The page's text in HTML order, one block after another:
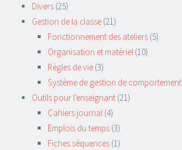
Divers (25)
Gestion de la classe (21)
Fonctionnement des ateliers (5)
Organisation et matériel (10)
Règles de vie (3)
Système de gestion de comportement
Outils pour l'enseignant (21)
Cahiers journal (4)
Emplois du temps (3)
Fiches séquences (1)